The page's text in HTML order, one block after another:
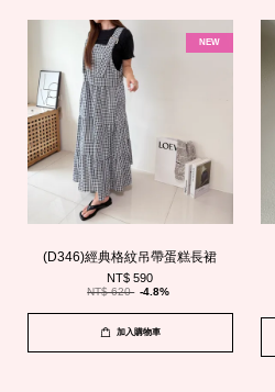
NEW
(D346)經典格紋吊帶蛋糕長裙
NT$ 590
NT$ 620 -4.8%
加入購物車